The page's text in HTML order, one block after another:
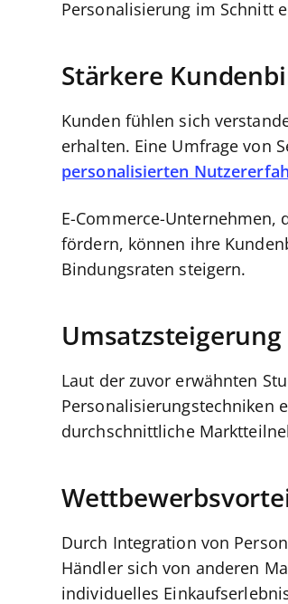
Personalisierung im Schnitt
Stärkere
Kunden fühlen sich
erhalten. Eine Umfrage von
personalisierten
E-Commerce-
fördern, können ihre
Bindungsraten steigern.
Umsatzsteigerung
Laut der zuvor erwähnten
Personalisierungstechniken
durchschnittliche
Durch Integration von
Händler sich von anderen
individuelles